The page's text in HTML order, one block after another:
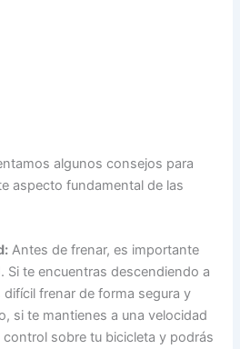
algunos consejos para
aspecto fundamental de las
Antes de frenar, es importante
Si te encuentras descendiendo a
frenar de forma segura y
si te mantienes a una velocidad
sobre tu bicicleta y podrás